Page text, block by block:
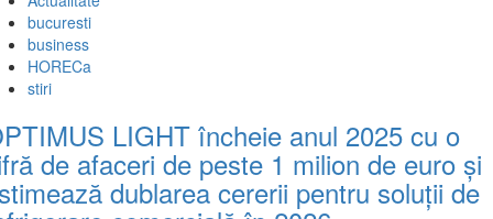
bucuresti
business
HORECa
stiri
LIGHT încheie anul 2025 cu o
de afaceri de peste 1 milion de euro și
dublarea cererii pentru soluții de